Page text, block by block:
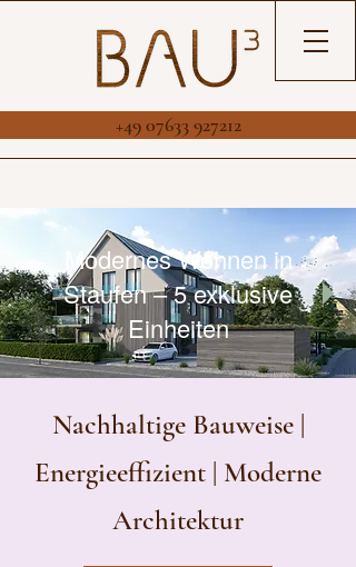
+49 07633 927212
Modernes Wohnen in
Staufen – 5 exklusive
Einheiten
Nachhaltige Bauweise |
Energieeffizient | Moderne
Architektur